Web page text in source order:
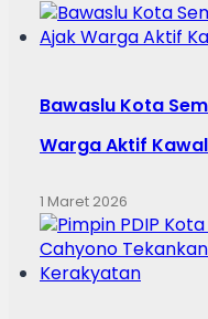
Bawaslu Kota
Warga Aktif
1 Maret 2026